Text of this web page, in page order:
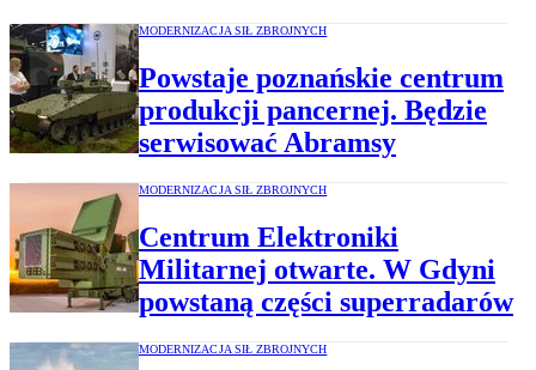
MODERNIZACJA SIŁ ZBROJNYCH
Powstaje poznańskie centrum
produkcji pancernej. Będzie
serwisować Abramsy
MODERNIZACJA SIŁ ZBROJNYCH
Centrum Elektroniki
Militarnej otwarte. W Gdyni
powstaną części superradarów
MODERNIZACJA SIŁ ZBROJNYCH